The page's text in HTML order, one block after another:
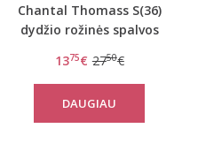
Chantal Thomass S(36)
dydžio rožinės spalvos
1375€ 2750€
DAUGIAU